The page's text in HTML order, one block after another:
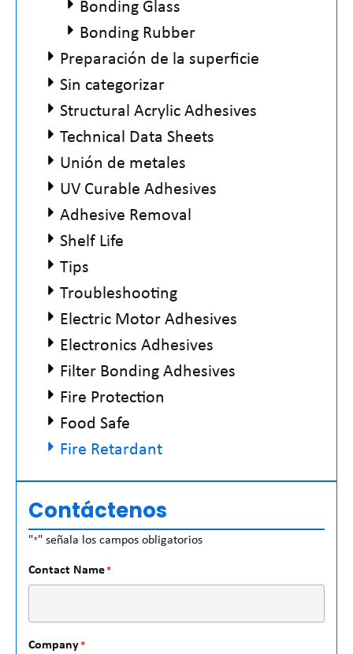
Bonding Glass
Bonding Rubber
Preparación de la superficie
Sin categorizar
Structural Acrylic Adhesives
Technical Data Sheets
Unión de metales
UV Curable Adhesives
Adhesive Removal
Shelf Life
Tips
Troubleshooting
Electric Motor Adhesives
Electronics Adhesives
Filter Bonding Adhesives
Fire Protection
Food Safe
Fire Retardant
Contáctenos
"*" señala los campos obligatorios
Contact Name*
Company*